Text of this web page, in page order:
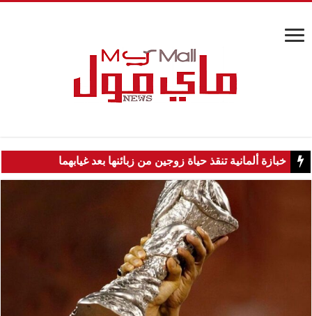
خبازة ألمانية تنقذ حياة زوجين من زبائنها بعد غيابهما